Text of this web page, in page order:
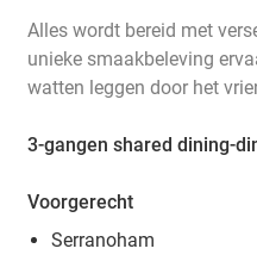
Alles wordt bereid met
unieke smaakbeleving
watten leggen door het
3-gangen shared dining-
Voorgerecht
Serranoham